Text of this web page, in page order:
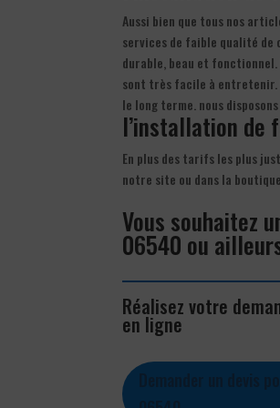
Aussi bien que tous nos
services de faible qualité
durable, beau et
sont très facile à entretenir.
le long terme. nous
l’installation de
En plus des tarifs les plus
notre site ou dans la
Vous souhaitez
06540 ou
Réalisez votre
en ligne